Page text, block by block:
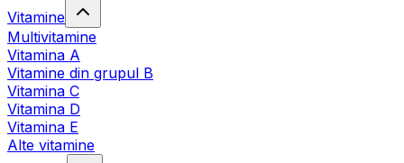
Vitamine
Multivitamine
Vitamina A
Vitamine din grupul B
Vitamina C
Vitamina D
Vitamina E
Alte vitamine